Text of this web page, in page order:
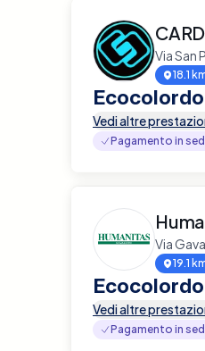
Via San
18.1
Vedi altre
Pagamento in
Via
19.1
Vedi altre
Pagamento in